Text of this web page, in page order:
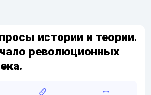
истории и теории.
революционных